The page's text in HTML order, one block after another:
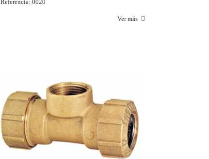
Referencia: 0020
Ver más